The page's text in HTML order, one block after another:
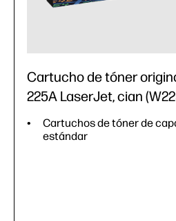
Cartucho de tóner
225A LaserJet, cian
Cartuchos de tóner de
estándar